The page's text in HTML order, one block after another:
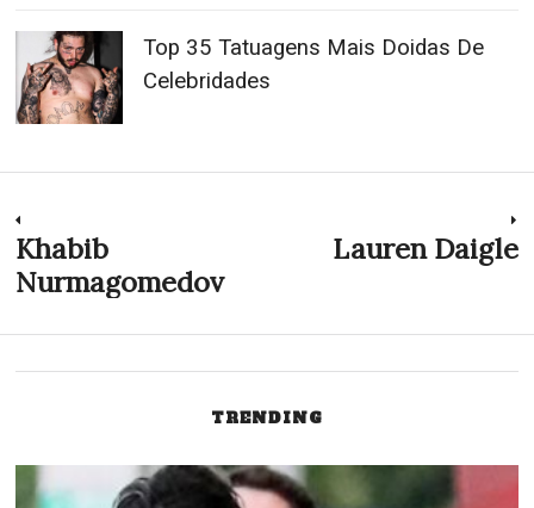
Top 35 Tatuagens Mais Doidas De
Celebridades
Navegação
de
Post
Previous
post:
Khabib
Nurmagomedov
Lauren Daigle
TRENDING